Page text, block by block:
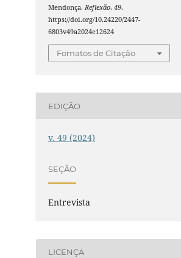
Mendonça.Reflexão,49.
https://doi.org/10.24220/2447-
6803v49a2024e12624
Fomatos de Citação
EDIÇÃO
v. 49 (2024)
SEÇÃO
Entrevista
LICENÇA